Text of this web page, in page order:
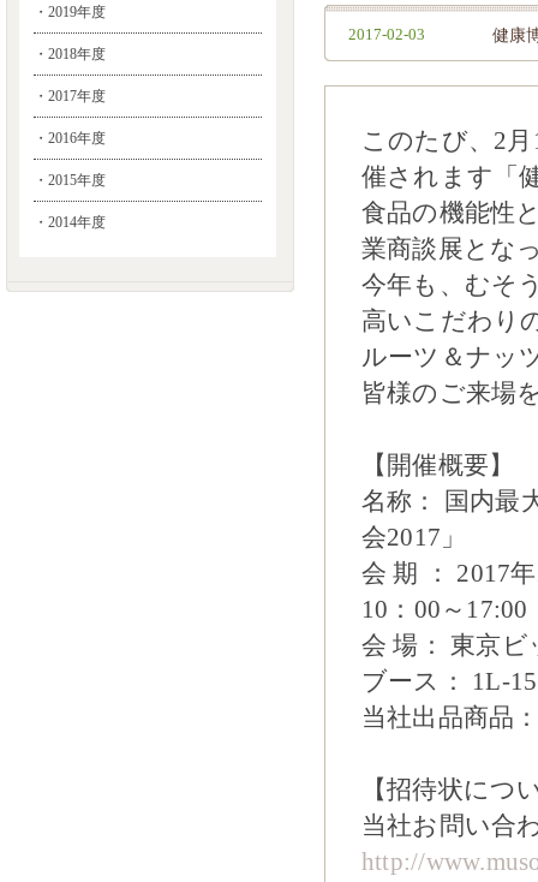
・2019年度
・2018年度
・2017年度
・2016年度
・2015年度
・2014年度
2017-02-03 健康
このたび、2
催されます「
食品の機能性
業商談展とな
今年も、むそ
高いこだわり
ルーツ＆ナッ
皆様のご来場
【開催概要】
名称： 国内最
会2017」
会 期 ： 2017
10：00～17:00
会 場： 東京
ブース： 1L-
当社出品商品
【招待状につ
当社お問い合
http://